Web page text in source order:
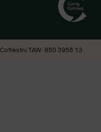
Cofrestru TAW: 850 3958 13